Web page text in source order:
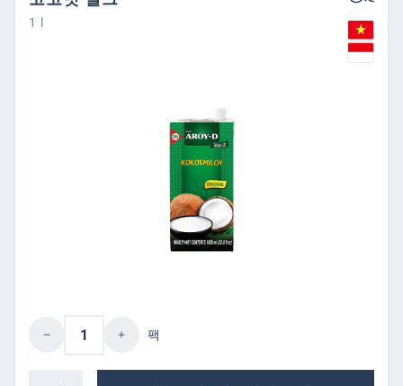
1 l
제품 수량: 원하는 값을 입력하거나 버튼
팩